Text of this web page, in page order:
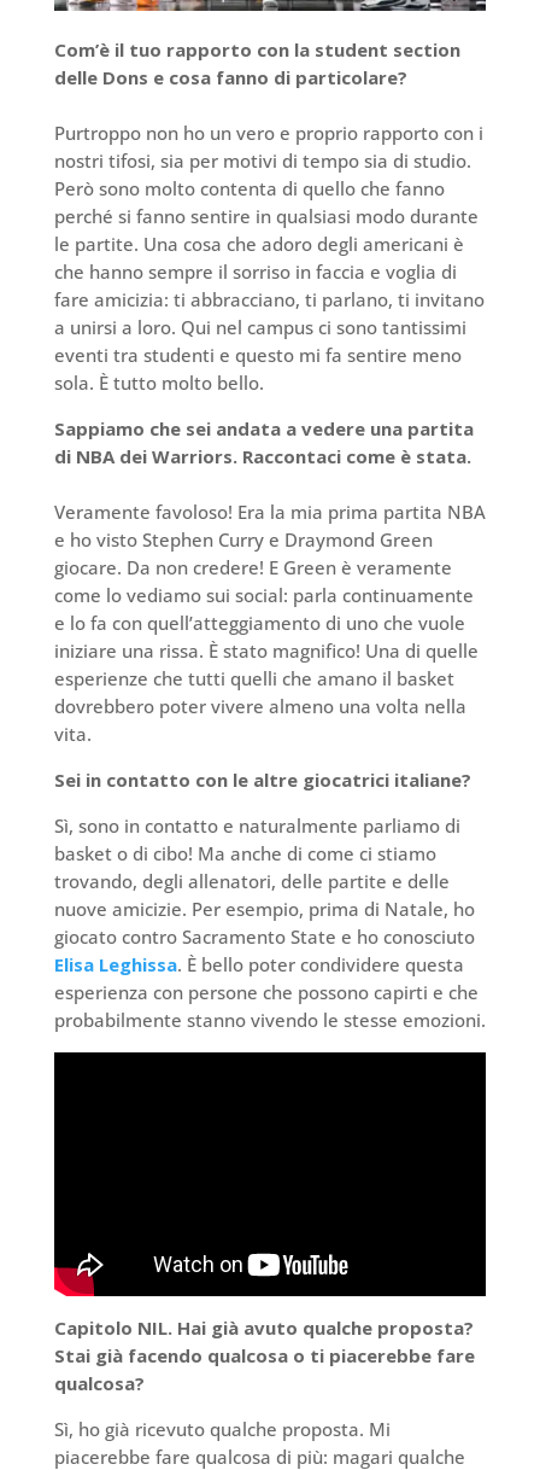
Com’è il tuo rapporto con la student section
delle Dons e cosa fanno di particolare?
Purtroppo non ho un vero e proprio rapporto con i
nostri tifosi, sia per motivi di tempo sia di studio.
Però sono molto contenta di quello che fanno
perché si fanno sentire in qualsiasi modo durante
le partite. Una cosa che adoro degli americani è
che hanno sempre il sorriso in faccia e voglia di
fare amicizia: ti abbracciano, ti parlano, ti invitano
a unirsi a loro. Qui nel campus ci sono tantissimi
eventi tra studenti e questo mi fa sentire meno
sola. È tutto molto bello.
Sappiamo che sei andata a vedere una partita
di NBA dei Warriors. Raccontaci come è stata.
Veramente favoloso! Era la mia prima partita NBA
e ho visto Stephen Curry e Draymond Green
giocare. Da non credere! E Green è veramente
come lo vediamo sui social: parla continuamente
e lo fa con quell’atteggiamento di uno che vuole
iniziare una rissa. È stato magnifico! Una di quelle
esperienze che tutti quelli che amano il basket
dovrebbero poter vivere almeno una volta nella
vita.
Sei in contatto con le altre giocatrici italiane?
Sì, sono in contatto e naturalmente parliamo di
basket o di cibo! Ma anche di come ci stiamo
trovando, degli allenatori, delle partite e delle
nuove amicizie. Per esempio, prima di Natale, ho
giocato contro Sacramento State e ho conosciuto
Elisa Leghissa. È bello poter condividere questa
esperienza con persone che possono capirti e che
probabilmente stanno vivendo le stesse emozioni.
Capitolo NIL. Hai già avuto qualche proposta?
Stai già facendo qualcosa o ti piacerebbe fare
qualcosa?
Sì, ho già ricevuto qualche proposta. Mi
piacerebbe fare qualcosa di più: magari qualche